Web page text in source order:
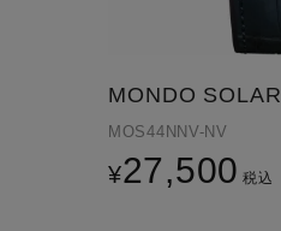
MONDO SOLAR
MOS44NNV-NV
¥27,500 税込